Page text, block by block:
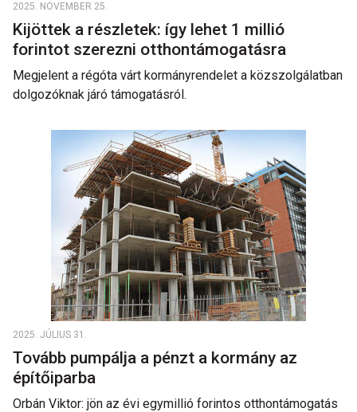
2025. NOVEMBER 25.
Kijöttek a részletek: így lehet 1 millió
forintot szerezni otthontámogatásra
Megjelent a régóta várt kormányrendelet a közszolgálatban
dolgozóknak járó támogatásról.
2025. JÚLIUS 31.
Tovább pumpálja a pénzt a kormány az
építőiparba
Orbán Viktor: jön az évi egymillió forintos otthontámogatás